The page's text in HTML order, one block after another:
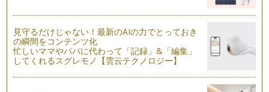
見守るだけじゃない！最新のAIの力でとっておき
の瞬間をコンテンツ化
忙しいママやパパに代わって「記録」&「編集」
してくれるスグレモノ【雲云テクノロジー】